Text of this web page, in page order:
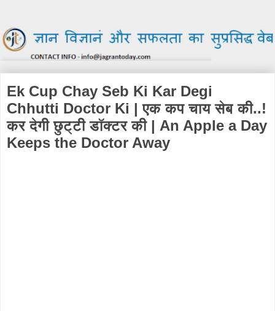
Ek Cup Chay Seb Ki Kar Degi
Chhutti Doctor Ki | एक कप चाय सेब की..!
कर देगी छुट्टी डॉक्टर की | An Apple a Day
Keeps the Doctor Away